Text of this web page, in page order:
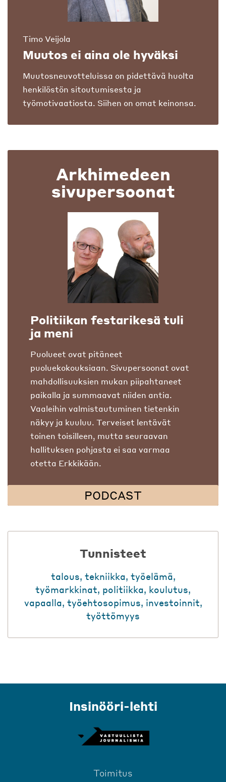
Timo Veijola
Muutos ei aina ole hyväksi
Muutosneuvotteluissa on pidettävä huolta
henkilöstön sitoutumisesta ja
työmotivaatiosta. Siihen on omat keinonsa.
Arkhimedeen
sivupersoonat
Politiikan festarikesä tuli
ja meni
Puolueet ovat pitäneet
puoluekokouksiaan. Sivupersoonat ovat
mahdollisuuksien mukan piipahtaneet
paikalla ja summaavat niiden antia.
Vaaleihin valmistautuminen tietenkin
näkyy ja kuuluu. Terveiset lentävät
toinen toisilleen, mutta seuraavan
hallituksen pohjasta ei saa varmaa
otetta Erkkikään.
PODCAST
Tunnisteet
talous, tekniikka, työelämä,
työmarkkinat, politiikka, koulutus,
vapaalla, työehtosopimus, investoinnit,
työttömyys
Insinööri-lehti
Toimitus